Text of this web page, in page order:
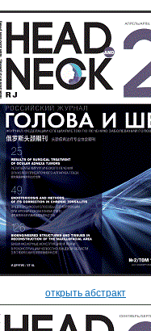
открыть абстракт